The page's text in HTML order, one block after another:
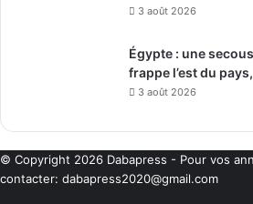
3 août 2026
Égypte : une
frappe l’est du
3 août 2026
© Copyright 2026 Dabapress - Pour vos
contacter: dabapress2020@gmail.com